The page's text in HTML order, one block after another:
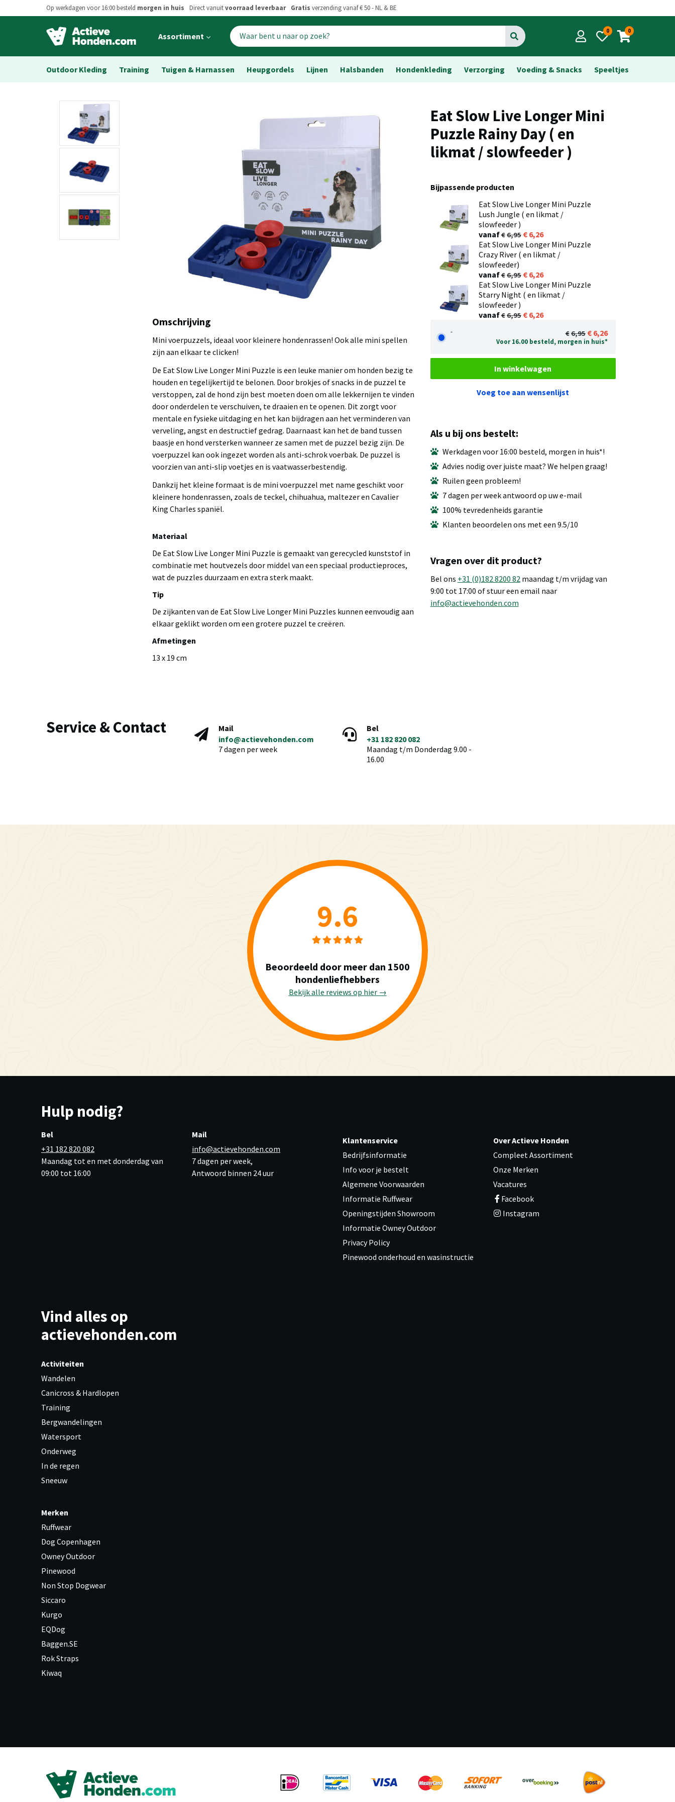
Op werkdagen voor 16:00 besteld morgen in huis Direct vanuitvoorraad leverbaar Gratis verzending vanaf € 50 - NL & BE
Open
menu
Assortiment Go 0 0
Outdoor Kleding Training Tuigen & Harnassen Heupgordels Lijnen Halsbanden Hondenkleding Verzorging Voeding & Snacks Speeltjes
Eat Slow Live Longer Mini
Puzzle Rainy Day ( en
likmat / slowfeeder )
Bijpassende producten
Eat Slow Live Longer Mini Puzzle
Lush Jungle ( en likmat /
slowfeeder )
vanaf
6,95
6,26
Eat Slow Live Longer Mini Puzzle
Crazy River ( en likmat /
slowfeeder)
vanaf
6,95
6,26
Eat Slow Live Longer Mini Puzzle
Starry Night ( en likmat /
slowfeeder )
vanaf
6,95 6,26
- 6,95 6,26
Voor 16.00 besteld, morgen in huis*
In winkelwagen
Voeg toe aan wensenlijst
Omschrijving
Mini voerpuzzels, ideaal voor kleinere hondenrassen! Ook alle mini spellen
zijn aan elkaar te clicken!
De Eat Slow Live Longer Mini Puzzle is een leuke manier om honden bezig te
houden en tegelijkertijd te belonen. Door brokjes of snacks in de puzzel te
verstoppen, zal de hond zijn best moeten doen om alle lekkernijen te vinden
door onderdelen te verschuiven, te draaien en te openen. Dit zorgt voor
mentale en fysieke uitdaging en het kan bijdragen aan het verminderen van
verveling, angst en destructief gedrag. Daarnaast kan het de band tussen
baasje en hond versterken wanneer ze samen met de puzzel bezig zijn. De
voerpuzzel kan ook ingezet worden als anti-schrok voerbak. De puzzel is
voorzien van anti-slip voetjes en is vaatwasserbestendig.
Dankzij het kleine formaat is de mini voerpuzzel met name geschikt voor
kleinere hondenrassen, zoals de teckel, chihuahua, maltezer en Cavalier
King Charles spaniël.
Materiaal
De Eat Slow Live Longer Mini Puzzle is gemaakt van gerecycled kunststof in
combinatie met houtvezels door middel van een speciaal productieproces,
wat de puzzles duurzaam en extra sterk maakt.
Tip
De zijkanten van de Eat Slow Live Longer Mini Puzzles kunnen eenvoudig aan
elkaar geklikt worden om een grotere puzzel te creëren.
Afmetingen
13 x 19 cm
Als u bij ons bestelt:
Werkdagen voor 16:00 besteld, morgen in huis*!
Advies nodig over juiste maat? We helpen graag!
Ruilen geen probleem!
7 dagen per week antwoord op uw e-mail
100% tevredenheids garantie
Klanten beoordelen ons met een 9.5/10
Vragen over dit product?
Bel ons +31 (0)182 8200 82maandag t/m vrijdag van
9:00 tot 17:00 of stuur een email naar
info@actievehonden.com
Service & Contact
Mail
info@actievehonden.com
7 dagen per week
Bel
+31 182 820 082
Maandag t/m Donderdag 9.00 -
16.00
9.6
Beoordeeld door meer dan 1500
hondenliefhebbers
Bekijk alle reviews op hier →
Hulp nodig?
Bel
+31 182 820 082
Maandag tot en met donderdag van
09:00 tot 16:00
Mail
info@actievehonden.com
7 dagen per week,
Antwoord binnen 24 uur
Klantenservice
Bedrijfsinformatie
Info voor je bestelt
Algemene Voorwaarden
Informatie Ruffwear
Openingstijden Showroom
Informatie Owney Outdoor
Privacy Policy
Pinewood onderhoud en wasinstructie
Over Actieve Honden
Compleet Assortiment
Onze Merken
Vacatures
Facebook
Instagram
Vind alles op
actievehonden.com
Activiteiten
Wandelen
Canicross & Hardlopen
Training
Bergwandelingen
Watersport
Onderweg
In de regen
Sneeuw
Merken
Ruffwear
Dog Copenhagen
Owney Outdoor
Pinewood
Non Stop Dogwear
Siccaro
Kurgo
EQDog
Baggen.SE
Rok Straps
Kiwaq